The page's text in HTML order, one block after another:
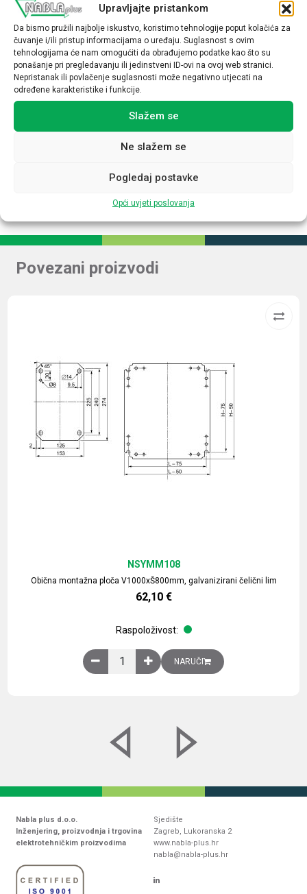
Upravljajte pristankom
Da bismo pružili najbolje iskustvo, koristimo tehnologije poput kolačića za
čuvanje i/ili pristup informacijama o uređaju. Suglasnost s ovim
tehnologijama će nam omogućiti da obrađujemo podatke kao što su
ponašanje pri pregledavanju ili jedinstveni ID-ovi na ovoj web stranici.
Nepristanak ili povlačenje suglasnosti može negativno utjecati na
određene karakteristike i funkcije.
Slažem se
Ne slažem se
Pogledaj postavke
Opći uvjeti poslovanja
Podesivi izlazni napon
Da
Izlazni napon (V DC)
24
20
Povezani proizvodi
Obična montažna ploča V1000xŠ800mm, galvanizirani čelični lim
NSYMM108
62,10 €
Raspoloživost:
Obična montažna ploča V1000xŠ800mm,
NARUČI
Nabla plus d.o.o.
Inženjering, proizvodnja i trgovina
elektrotehničkim proizvodima
Sjedište
Zagreb, Lukoranska 2
www.nabla-plus.hr
nabla@nabla-plus.hr